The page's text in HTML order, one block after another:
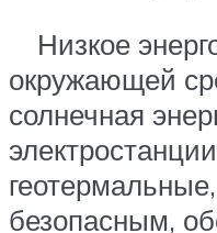
Низкое
окружающей
солнечная
безопасным,